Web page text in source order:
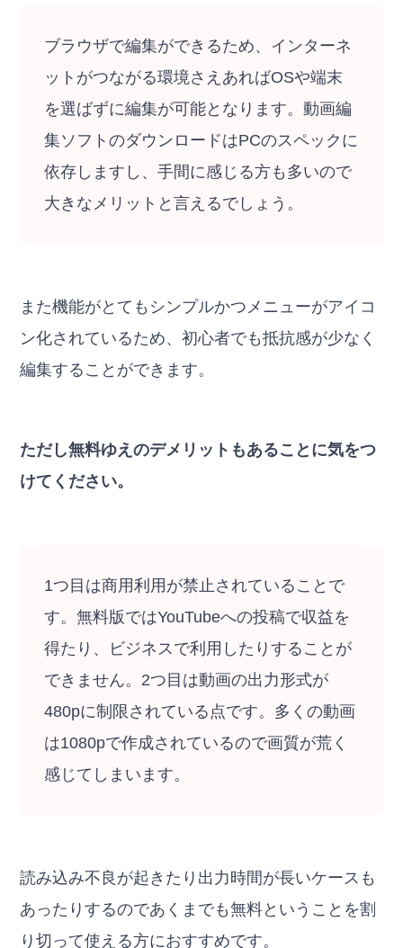
ブラウザで編集ができるため、インターネ
ットがつながる環境さえあればOSや端末
を選ばずに編集が可能となります。動画編
集ソフトのダウンロードはPCのスペックに
依存しますし、手間に感じる方も多いので
大きなメリットと言えるでしょう。
また機能がとてもシンプルかつメニューがアイコ
ン化されているため、初心者でも抵抗感が少なく
編集することができます。
ただし無料ゆえのデメリットもあることに気をつ
けてください。
1つ目は商用利用が禁止されていることで
す。無料版ではYouTubeへの投稿で収益を
得たり、ビジネスで利用したりすることが
できません。2つ目は動画の出力形式が
480pに制限されている点です。多くの動画
は1080pで作成されているので画質が荒く
感じてしまいます。
読み込み不良が起きたり出力時間が長いケースも
あったりするのであくまでも無料ということを割
り切って使える方におすすめです。